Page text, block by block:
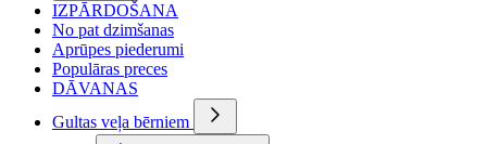
IZPĀRDOŠANA
No pat dzimšanas
Aprūpes piederumi
Populāras preces
DĀVANAS
Gultas veļa bērniem